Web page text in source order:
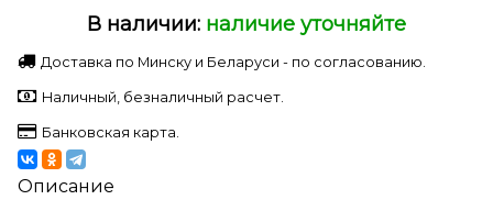
В наличии: наличие уточняйте
Доставка по Минску и Беларуси - по согласованию.
Наличный, безналичный расчет.
Банковская карта.
Описание